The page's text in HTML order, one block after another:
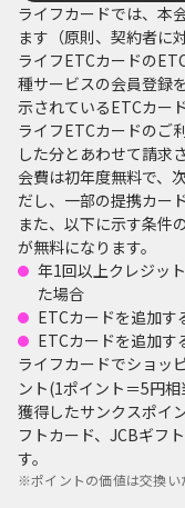
ライフカードでは、本
ます（原則、契約者に
ライフETCカードの
種サービスの会員登録
示されているETCカー
ライフETCカードのご
した分とあわせて請求
会費は初年度無料で、
だし、一部の提携カー
また、以下に示す条件
が無料になります。
年1回以上クレジッ
た場合
ETCカードを追加す
ETCカードを追加す
ライフカードでショッ
ント(1ポイント＝5円相
獲得したサンクスポイ
フトカード、JCBギフ
す。
※ポイントの価値は交換い